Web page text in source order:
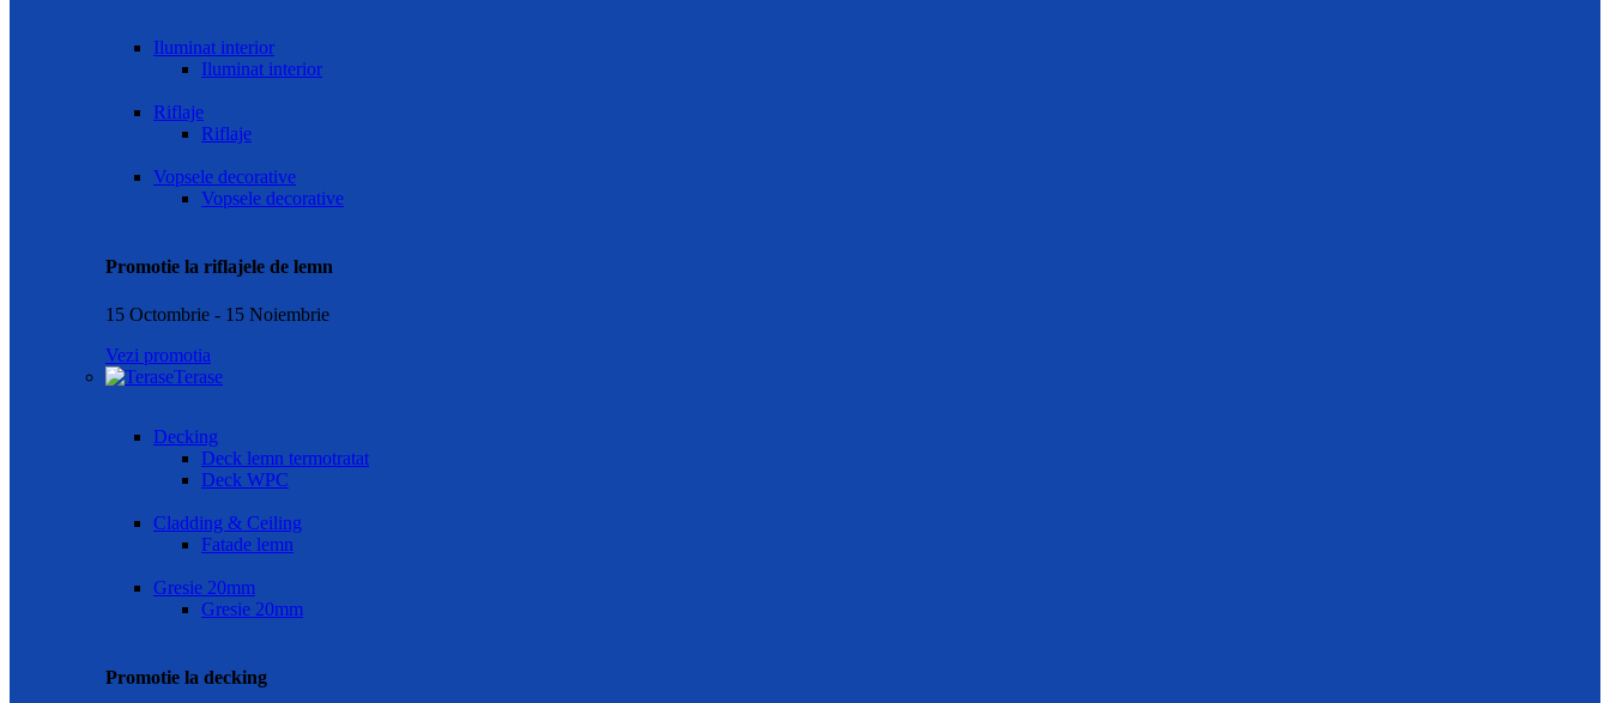
Iluminat interior
Iluminat interior
Riflaje
Riflaje
Vopsele decorative
Vopsele decorative
Promotie la riflajele de lemn
15 Octombrie - 15 Noiembrie
Vezi promotia
Terase
Decking
Deck lemn termotratat
Deck WPC
Cladding & Ceiling
Fatade lemn
Gresie 20mm
Gresie 20mm
Promotie la decking